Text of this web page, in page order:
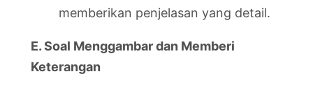
memberikan penjelasan yang detail.
E. Soal Menggambar dan Memberi
Keterangan